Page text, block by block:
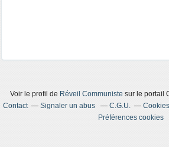
Voir le profil de Réveil Communiste sur le portail
Contact
Signaler un abus C.G.U.
Préférences cookies